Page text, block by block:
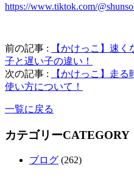
https://www.tiktok.com/
前の記事 :
【かけっこ】速
子と遅い子の違い！
次の記事 :
【かけっこ】走
使い方について！
一覧に戻る
カテゴリーCATEGORY
ブログ (262)